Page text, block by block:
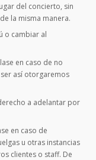
del concierto, sin
la misma manera.
o cambiar al
en caso de no
así otorgaremos
a adelantar por
en caso de
u otras instancias
clientes o staff. De